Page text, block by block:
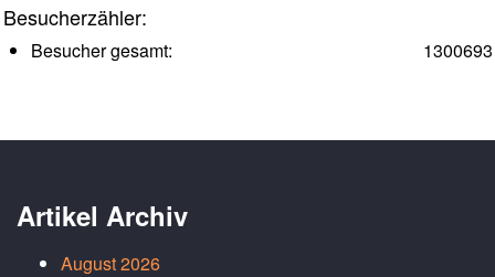
Besucherzähler:
1300693
Besucher gesamt:
Artikel Archiv
August 2026